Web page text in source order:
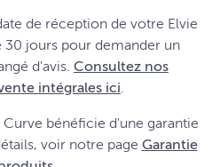
de réception de votre Elvie
30 jours pour demander un
d'avis. Consultez nos
intégrales ici.
bénéficie d'une garantie
voir notre page Garantie